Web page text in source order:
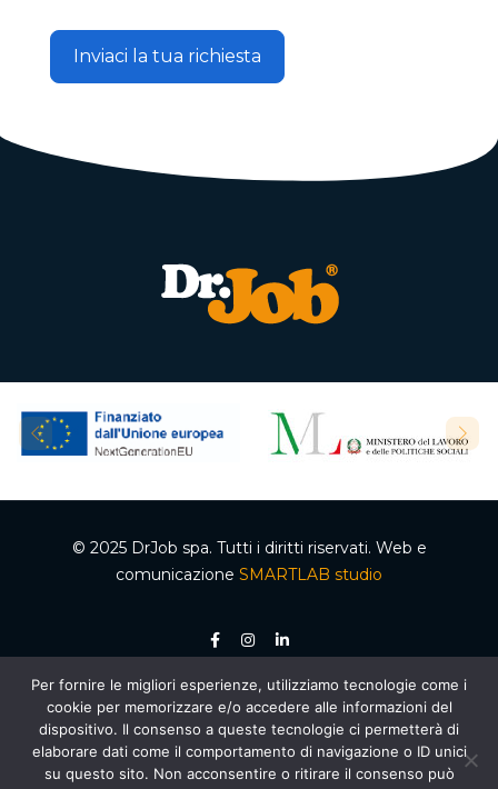
Inviaci la tua richiesta
© 2025 DrJob spa. Tutti i diritti riservati. Web e
comunicazione SMARTLAB studio
P.IVA 04502150610 – Codice REA 332192 – Capitale sociale €50.000,00 i.v.
Ente accreditato dalla Regione Campania per le attività di formazione e
orientamento, decreto n. 2 del 05.012020, cod. organismo 03200/12/20. Agenzia per il
lavoro autorizzata dal Ministero del Lavoro e delle Politiche Sociali – Sezione 4
(Ricerca e selezione del personale) – AUT. MIN. PROT. R.0000159.30.11.2020 – Piano
Nazionale di Ripresa e Resilienza (PNRR)
, Missione 5 “Inclusione e coesione”,
Componente 1 “Politiche per il Lavoro”, Riforma 1.1 “Politiche Attive del Lavoro e
Per fornire le migliori esperienze, utilizziamo tecnologie come i
cookie per memorizzare e/o accedere alle informazioni del
dispositivo. Il consenso a queste tecnologie ci permetterà di
elaborare dati come il comportamento di navigazione o ID unici
su questo sito. Non acconsentire o ritirare il consenso può